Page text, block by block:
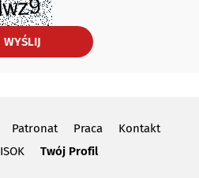
WYŚLIJ
Patronat Praca
Kontakt
ISOK Twój Profil